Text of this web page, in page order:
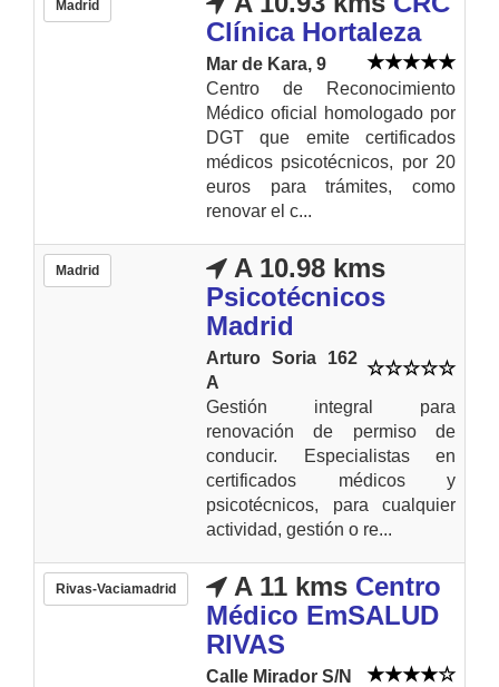
Madrid
Clínica Hortaleza
Mar de Kara, 9
Centro de Reconocimiento
Médico oficial homologado por
DGT que emite certificados
médicos psicotécnicos, por 20
euros para trámites, como
renovar el c...
Madrid
A 10.98 kms
Psicotécnicos
Madrid
Arturo Soria 162
A
Gestión integral para
renovación de permiso de
conducir. Especialistas en
certificados médicos y
psicotécnicos, para cualquier
actividad, gestión o re...
Rivas-Vaciamadrid A 11 kms Centro
Médico EmSALUD
RIVAS
Calle Mirador S/N